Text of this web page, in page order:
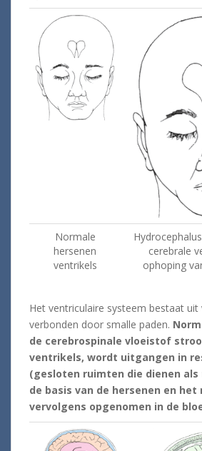
Normale
hersenen
ventrikels
Hydrocephalus
cerebrale
ophoping
Het ventriculaire systeem bestaat uit
verbonden door smalle paden.
de cerebrospinale vloeistof
ventrikels, wordt uitgangen in
(gesloten ruimten die dienen als
de basis van de hersenen en
vervolgens opgenomen in de